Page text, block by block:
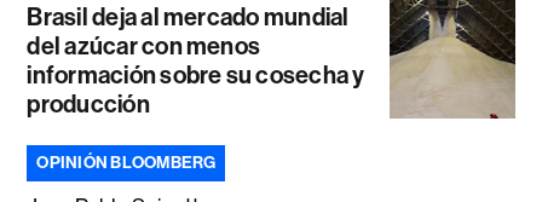
Brasil deja al mercado mundial
del azúcar con menos
información sobre su cosecha y
producción
OPINIÓN BLOOMBERG